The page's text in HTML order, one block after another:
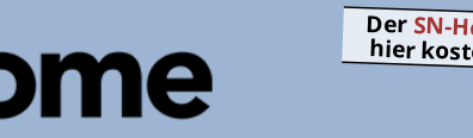
Der SN-
hier